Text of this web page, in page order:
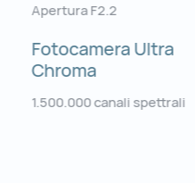
Apertura F2.2
Fotocamera Ultra
Chroma
1.500.000 canali spettrali